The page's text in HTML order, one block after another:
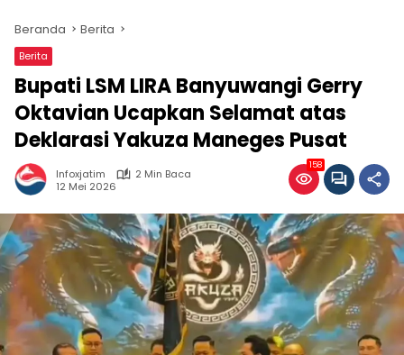
Beranda Berita
Berita
Bupati LSM LIRA Banyuwangi Gerry
Oktavian Ucapkan Selamat atas
Deklarasi Yakuza Maneges Pusat
Infoxjatim
2 Min Baca
12 Mei 2026
158